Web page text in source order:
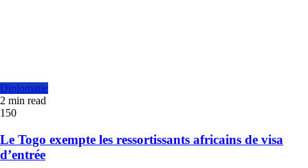
Diplomatie
2 min read
150
Le Togo exempte les ressortissants africains de visa
d’entrée